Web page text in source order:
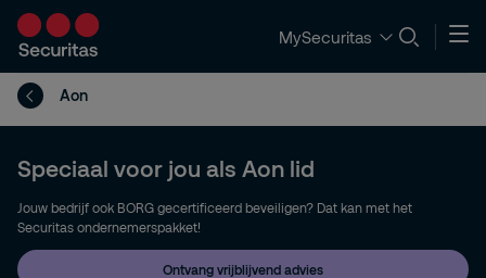
MySecuritas
Aon
Speciaal voor jou als Aon lid
Jouw bedrijf ook BORG gecertificeerd beveiligen? Dat kan met het
Securitas ondernemerspakket!
Ontvang vrijblijvend advies